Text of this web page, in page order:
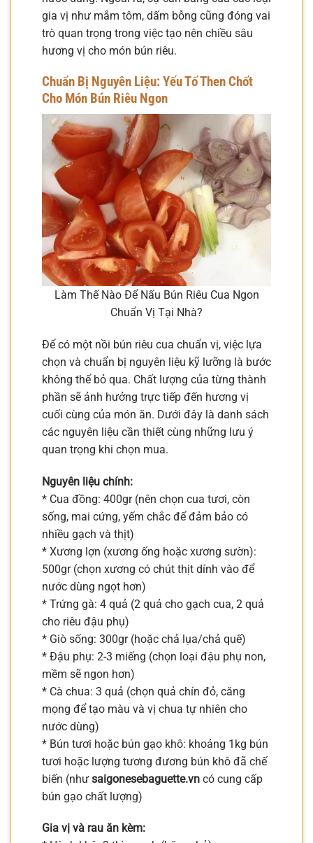
gia vị như mắm tôm, dấm bỗng cũng đóng vai
trò quan trọng trong việc tạo nên chiều sâu
hương vị cho món bún riêu.
Chuẩn Bị Nguyên Liệu: Yếu Tố Then Chốt
Cho Món Bún Riêu Ngon
Làm Thế Nào Để Nấu Bún Riêu Cua Ngon
Chuẩn Vị Tại Nhà?
Để có một nồi bún riêu cua chuẩn vị, việc lựa
chọn và chuẩn bị nguyên liệu kỹ lưỡng là bước
không thể bỏ qua. Chất lượng của từng thành
phần sẽ ảnh hưởng trực tiếp đến hương vị
cuối cùng của món ăn. Dưới đây là danh sách
các nguyên liệu cần thiết cùng những lưu ý
quan trọng khi chọn mua.
Nguyên liệu chính:
* Cua đồng: 400gr (nên chọn cua tươi, còn
sống, mai cứng, yếm chắc để đảm bảo có
nhiều gạch và thịt)
* Xương lợn (xương ống hoặc xương sườn):
500gr (chọn xương có chút thịt dính vào để
nước dùng ngọt hơn)
* Trứng gà: 4 quả (2 quả cho gạch cua, 2 quả
cho riêu đậu phụ)
* Giò sống: 300gr (hoặc chả lụa/chả quế)
* Đậu phụ: 2-3 miếng (chọn loại đậu phụ non,
mềm sẽ ngon hơn)
* Cà chua: 3 quả (chọn quả chín đỏ, căng
mọng để tạo màu và vị chua tự nhiên cho
nước dùng)
* Bún tươi hoặc bún gạo khô: khoảng 1kg bún
tươi hoặc lượng tương đương bún khô đã chế
biến (như saigonesebaguette.vn có cung cấp
bún gạo chất lượng)
Gia vị và rau ăn kèm: